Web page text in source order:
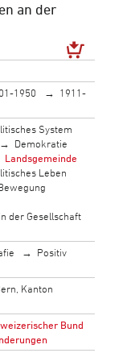
an der
1950
1911-
System
Demokratie
Landsgemeinde
Leben
der Gesellschaft
Positiv
Kanton
Bund